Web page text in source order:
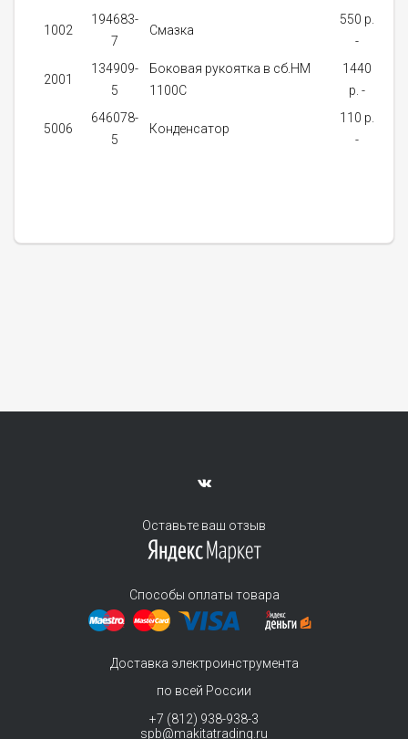
1002
194683-
7
Смазка
550 p.
-
2001
134909-
5
Боковая рукоятка в сб.HM
1100С
1440
p. -
5006
646078-
5
Конденсатор
110 p.
-
Оставьте ваш отзыв
Способы оплаты товара
Доставка электроинструмента
по всей России
+7 (812) 938-938-3
spb@makitatrading.ru